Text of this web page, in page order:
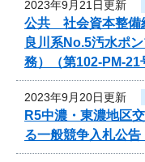
2023年9月21日更新
公共 社会資本整備
良川系No.5汚水ポ
務）（第102-PM-
2023年9月20日更新
R5中濃・東濃地区
る一般競争入札公告